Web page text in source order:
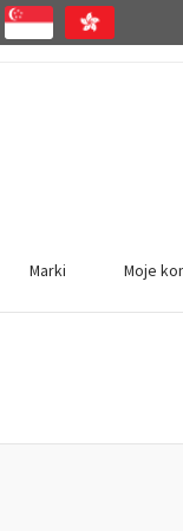
Marki Moje